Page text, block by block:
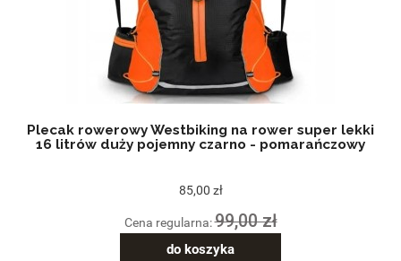
Plecak rowerowy Westbiking na rower super lekki
16 litrów duży pojemny czarno - pomarańczowy
85,00 zł
Cena regularna:99,00 zł
do koszyka